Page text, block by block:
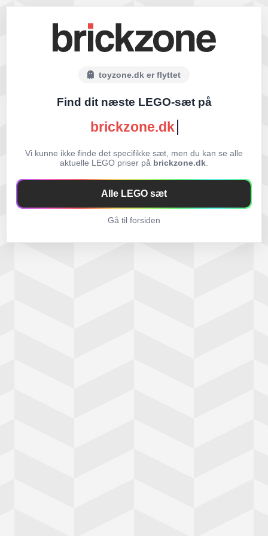
toyzone.dk er flyttet
Find dit næste LEGO-sæt på
brickzone.dk
Vi kunne ikke finde det specifikke sæt, men du kan se alle
aktuelle LEGO priser på brickzone.dk
Alle LEGO sæt
Gå til forsiden